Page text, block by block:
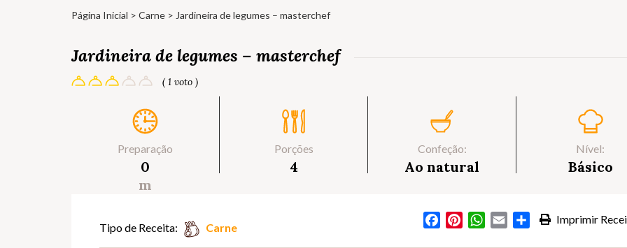
Página Inicial > Carne > Jardineira de legumes – masterchef
Jardineira de legumes – masterchef
( 1 voto )
Preparação
0
m
Porções
4
Confeção:
Ao natural
Nível:
Básico
Imprimir
FacebookPinterestWhatsApp
Email Partilhar
Tipo de Receita: Carne